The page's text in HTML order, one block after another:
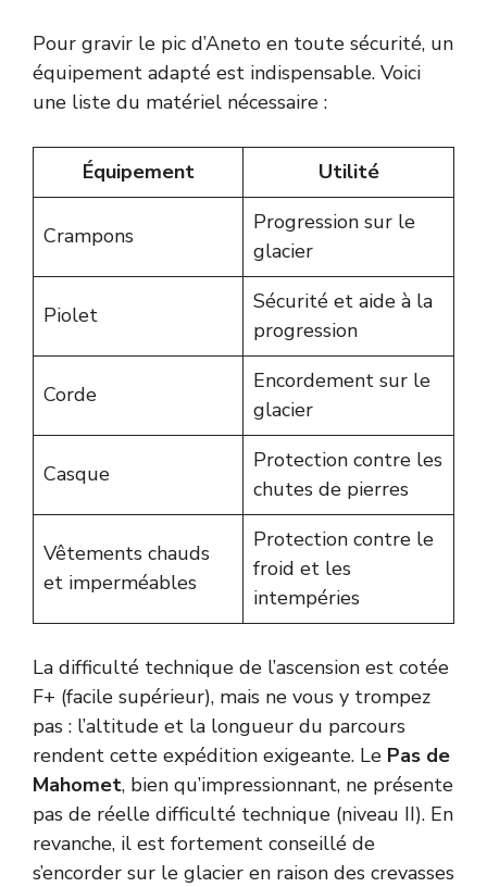
Pour gravir le pic d’Aneto en toute sécurité, un
équipement adapté est indispensable. Voici
une liste du matériel nécessaire :
Équipement Utilité
Crampons
Progression sur le
glacier
Piolet
Sécurité et aide à la
progression
Corde
Encordement sur le
glacier
Casque
Protection contre les
chutes de pierres
Vêtements chauds
et imperméables
Protection contre le
froid et les
intempéries
La difficulté technique de l’ascension est cotée
F+ (facile supérieur), mais ne vous y trompez
pas : l’altitude et la longueur du parcours
rendent cette expédition exigeante. Le Pas de
Mahomet, bien qu’impressionnant, ne présente
pas de réelle difficulté technique (niveau II). En
revanche, il est fortement conseillé de
s’encorder sur le glacier en raison des crevasses